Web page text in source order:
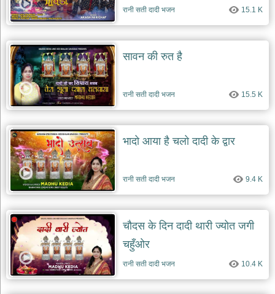
रानी सती दादी भजन 15.1 K
सावन की रुत है
रानी सती दादी भजन 15.5 K
भादो आया है चलो दादी के द्वार
रानी सती दादी भजन 9.4 K
चौदस के दिन दादी थारी ज्योत जगी
चहुँओर
रानी सती दादी भजन 10.4 K